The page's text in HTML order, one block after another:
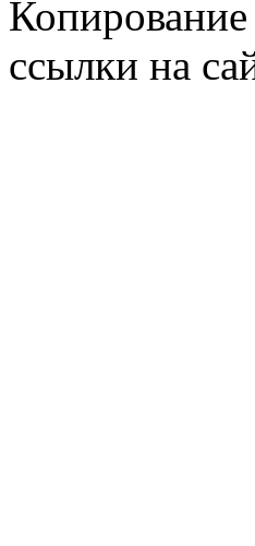
Копирование
ссылки на